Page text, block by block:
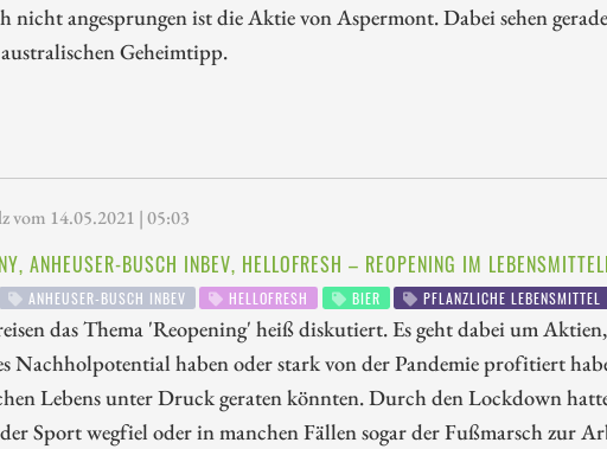
nicht angesprungen ist die Aktie von Aspermont. Dabei sehen
Geheimtipp.
vom 14.05.2021 | 05:03
ANHEUSER-BUSCH INBEV, HELLOFRESH – REOPENING IM
ANHEUSER-BUSCH INBEV HELLOFRESH BIER PFLANZLICHE LEBENSMITTEL
das Thema 'Reopening' heiß diskutiert. Es geht dabei um
Nachholpotential haben oder stark von der Pandemie profitiert
Lebens unter Druck geraten könnten. Durch den Lockdown
Sport wegfiel oder in manchen Fällen sogar der Fußmarsch zur